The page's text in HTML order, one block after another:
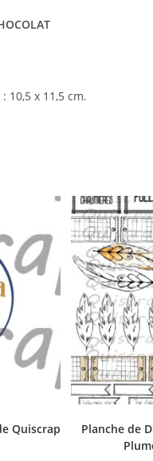
10,5 x 11,5 cm.
Quiscrap
Planche de